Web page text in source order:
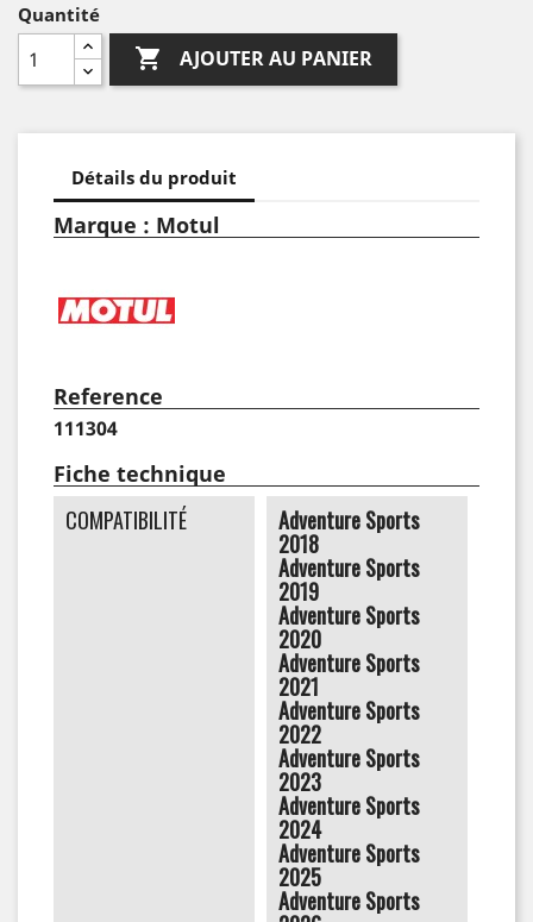
Quantité
 AJOUTER AU PANIER
Détails du produit
Marque : Motul
Reference
111304
Fiche technique
COMPATIBILITÉ Adventure Sports
2018
Adventure Sports
2019
Adventure Sports
2020
Adventure Sports
2021
Adventure Sports
2022
Adventure Sports
2023
Adventure Sports
2024
Adventure Sports
2025
Adventure Sports